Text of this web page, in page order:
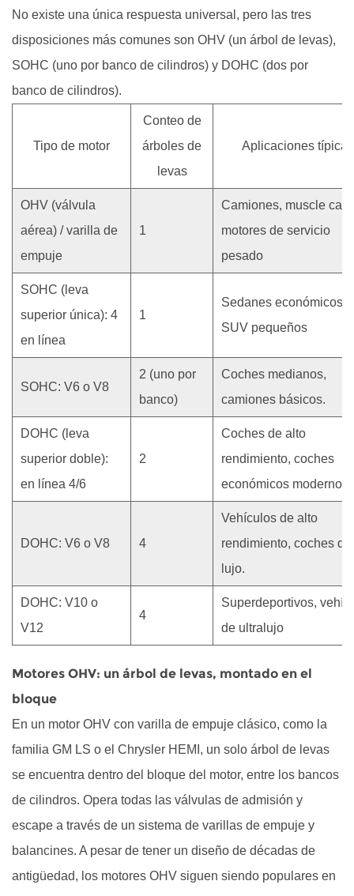
montado
bloque
1.2
SOHC:
por
banco
cilindros
1.3
Motores
admisión
y
escape
dedicadas
2
Árbol
levas
cigüeñal:
no
son
lo
mismo
deben
sincronizarse
2.2
Cómo
sensor
No existe una única respuesta universal, pero las tres
disposiciones más comunes son OHV (un árbol de levas),
SOHC (uno por banco de cilindros) y DOHC (dos por
banco de cilindros).
Tipo de motor
Conteo de
árboles de
levas
Aplicaciones típicas
OHV (válvula
aérea) / varilla de
empuje
1
Camiones, muscle
motores de servicio
pesado
SOHC (leva
superior única): 4
en línea
1
Sedanes económicos,
SUV pequeños
SOHC: V6 o V8
2 (uno por
banco)
Coches medianos,
camiones básicos.
DOHC (leva
superior doble):
en línea 4/6
2
Coches de alto
rendimiento, coches
económicos modernos.
DOHC: V6 o V8 4
Vehículos de alto
rendimiento, coches de
lujo.
DOHC: V10 o
V12
4
Superdeportivos,
de ultralujo
Motores OHV: un árbol de levas, montado en el
bloque
En un motor OHV con varilla de empuje clásico, como la
familia GM LS o el Chrysler HEMI, un solo árbol de levas
se encuentra dentro del bloque del motor, entre los bancos
de cilindros. Opera todas las válvulas de admisión y
escape a través de un sistema de varillas de empuje y
balancines. A pesar de tener un diseño de décadas de
antigüedad, los motores OHV siguen siendo populares en